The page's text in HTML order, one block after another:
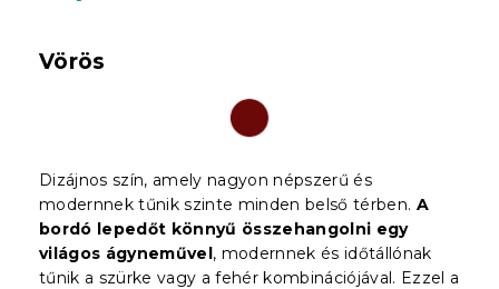
Vörös
Dizájnos szín, amely nagyon népszerű és
modernnek tűnik szinte minden belső térben. A
bordó lepedőt könnyű összehangolni egy
világos ágyneművel, modernnek és időtállónak
tűnik a szürke vagy a fehér kombinációjával. Ezzel a